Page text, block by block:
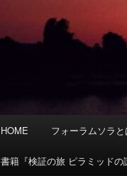
HOME フォーラムソラと
書籍『検証の旅 ピラミッドの